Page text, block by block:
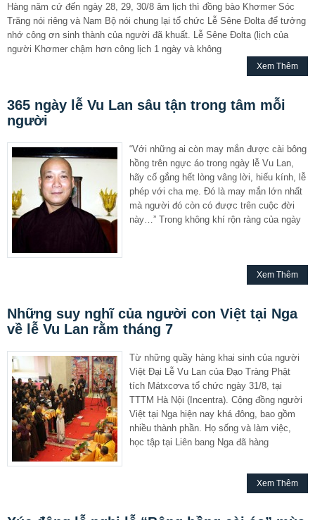
Hàng năm cứ đến ngày 28, 29, 30/8 âm lịch thì đồng bào Khơmer Sóc
Trăng nói riêng và Nam Bộ nói chung lại tổ chức Lễ Sêne Đolta để tưởng
nhớ công ơn sinh thành của người đã khuất. Lễ Sêne Đolta (lịch của
người Khơmer chậm hơn công lịch 1 ngày và không
Xem Thêm
365 ngày lễ Vu Lan sâu tận trong tâm mỗi
người
“Với những ai còn may mắn được cài bông
hồng trên ngực áo trong ngày lễ Vu Lan,
hãy cố gắng hết lòng vâng lời, hiếu kính, lễ
phép với cha mẹ. Đó là may mắn lớn nhất
mà người đó còn có được trên cuộc đời
này…” Trong không khí rộn ràng của ngày
Xem Thêm
Những suy nghĩ của người con Việt tại Nga
về lễ Vu Lan rằm tháng 7
Từ những quầy hàng khai sinh của người
Việt Đại Lễ Vu Lan của Đạo Tràng Phật
tích Mátxcơva tổ chức ngày 31/8, tại
TTTM Hà Nội (Incentra). Cộng đồng người
Việt tại Nga hiện nay khá đông, bao gồm
nhiều thành phần. Họ sống và làm việc,
học tập tại Liên bang Nga đã hàng
Xem Thêm